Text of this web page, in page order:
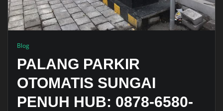
Blog
PALANG PARKIR
OTOMATIS SUNGAI
PENUH HUB: 0878-6580-